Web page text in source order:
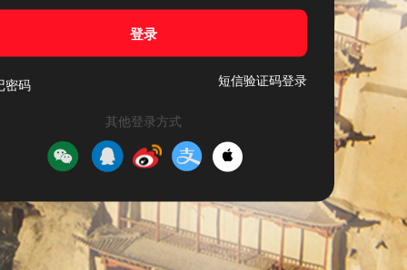
登录
密码 短信验证码登录
其他登录方式